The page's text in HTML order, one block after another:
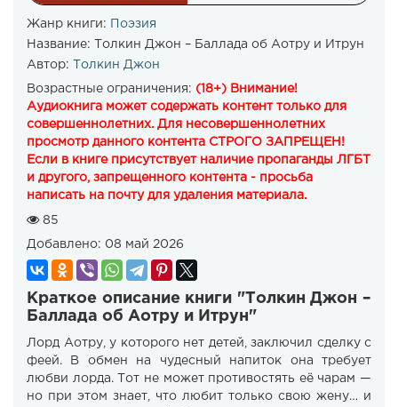
Жанр книги:
Поэзия
Название: Толкин Джон – Баллада об Аотру и Итрун
Автор:
Толкин Джон
Возрастные ограничения: (18+) Внимание!
Аудиокнига может содержать контент только для
совершеннолетних. Для несовершеннолетних
просмотр данного контента СТРОГО ЗАПРЕЩЕН!
Если в книге присутствует наличие пропаганды ЛГБТ
и другого, запрещенного контента - просьба
написать на почту для удаления материала.
85
Добавлено: 08 май 2026
Краткое описание книги "Толкин Джон –
Баллада об Аотру и Итрун"
Лорд Аотру, у которого нет детей, заключил сделку с
феей. В обмен на чудесный напиток она требует
любви лорда. Тот не может противостять её чарам —
но при этом знает, что любит только свою жену… и